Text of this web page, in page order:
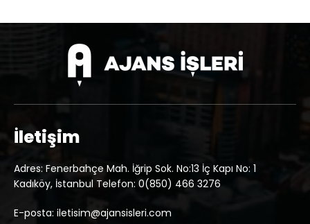
İletişim
Adres: Fenerbahçe Mah. İğrip Sok. No:13 İç Kapı No: 1
Kadıköy, İstanbul Telefon: 0(850) 466 3276
E-posta: iletisim@ajansisleri.com